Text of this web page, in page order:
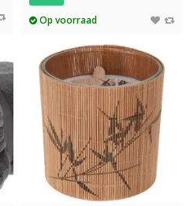
Op voorraad